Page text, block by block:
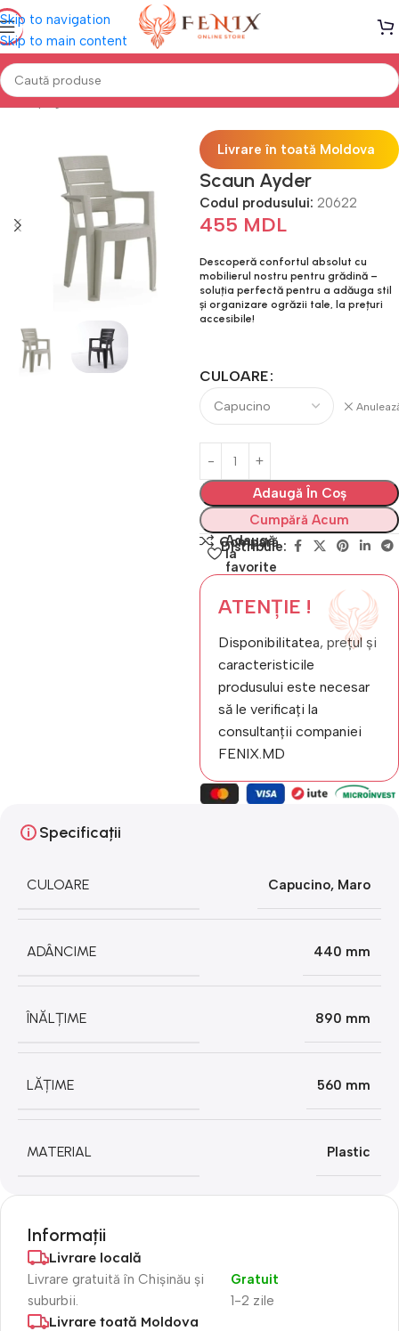
Skip to navigation
Skip to main content
Prima pagină Mobilă TERASĂ & GRĂDINĂ Scaune Terasă
Livrare în toată Moldova
Scaun Ayder
Codul produsului: 20622
455 MDL
Descoperă confortul absolut cu
mobilierul nostru pentru grădină –
soluția perfectă pentru a adăuga stil
și organizare ogrăzii tale, la prețuri
accesibile!
CULOARE
Adaugă În Coș
Cumpără Acum
Compară
Adaugă
la
favorite
Distribuie:
ATENȚIE !
Disponibilitatea, prețul și
caracteristicile
produsului este necesar
să le verificați la
consultanții companiei
FENIX.MD
Specificații
CULOARE Capucino, Maro
ADÂNCIME 440 mm
ÎNĂLȚIME 890 mm
LĂȚIME 560 mm
MATERIAL Plastic
Informații
Livrare locală
Livrare gratuită în Chișinău și
suburbii.
1-2 zile
Gratuit
Livrare toată Moldova